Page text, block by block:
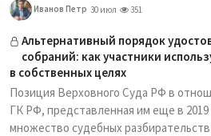
Иванов Петр 30 июл 351
Альтернативный порядок
собраний: как участники
в собственных целях
Позиция Верховного Суда РФ в
ГК РФ, представленная им еще в 2019
множество судебных